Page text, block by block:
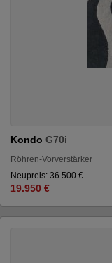
Kondo G70i
Röhren-Vorverstärker
Neupreis: 36.500 €
19.950 €